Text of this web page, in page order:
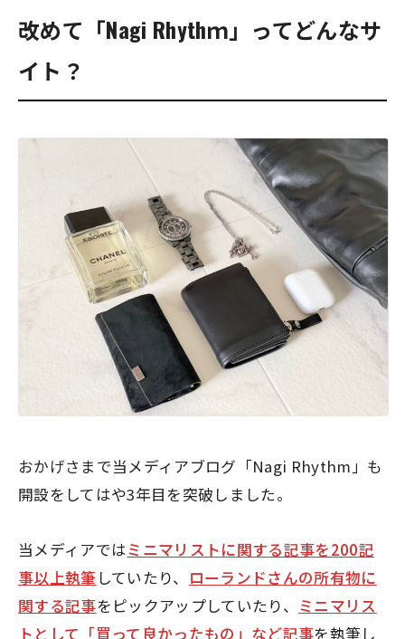
改めて「Nagi Rhythｍ」ってどんなサ
イト？
おかげさまで当メディアブログ「Nagi Rhythm」も
開設をしてはや3年目を突破しました。
当メディアではミニマリストに関する記事を200記
事以上執筆 していたり、 ローランドさんの所有物に
関する記事をピックアップしていたり、 ミニマリス
トとして「買って良かったもの」など記事を執筆し